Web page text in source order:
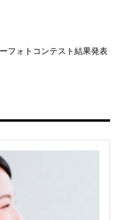
フォトコンテスト結果発表